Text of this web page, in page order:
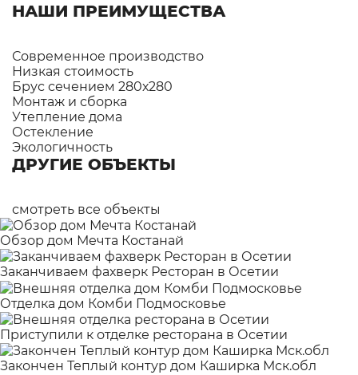
НАШИ ПРЕИМУЩЕСТВА
Современное производство
Низкая стоимость
Брус сечением 280х280
Монтаж и сборка
Утепление дома
Остекление
Экологичность
ДРУГИЕ ОБЪЕКТЫ
смотреть все объекты
Обзор дом Мечта Костанай
Заканчиваем фахверк Ресторан в Осетии
Отделка дом Комби Подмосковье
Приступили к отделке ресторана в Осетии
Закончен Теплый контур дом Каширка Мск.обл